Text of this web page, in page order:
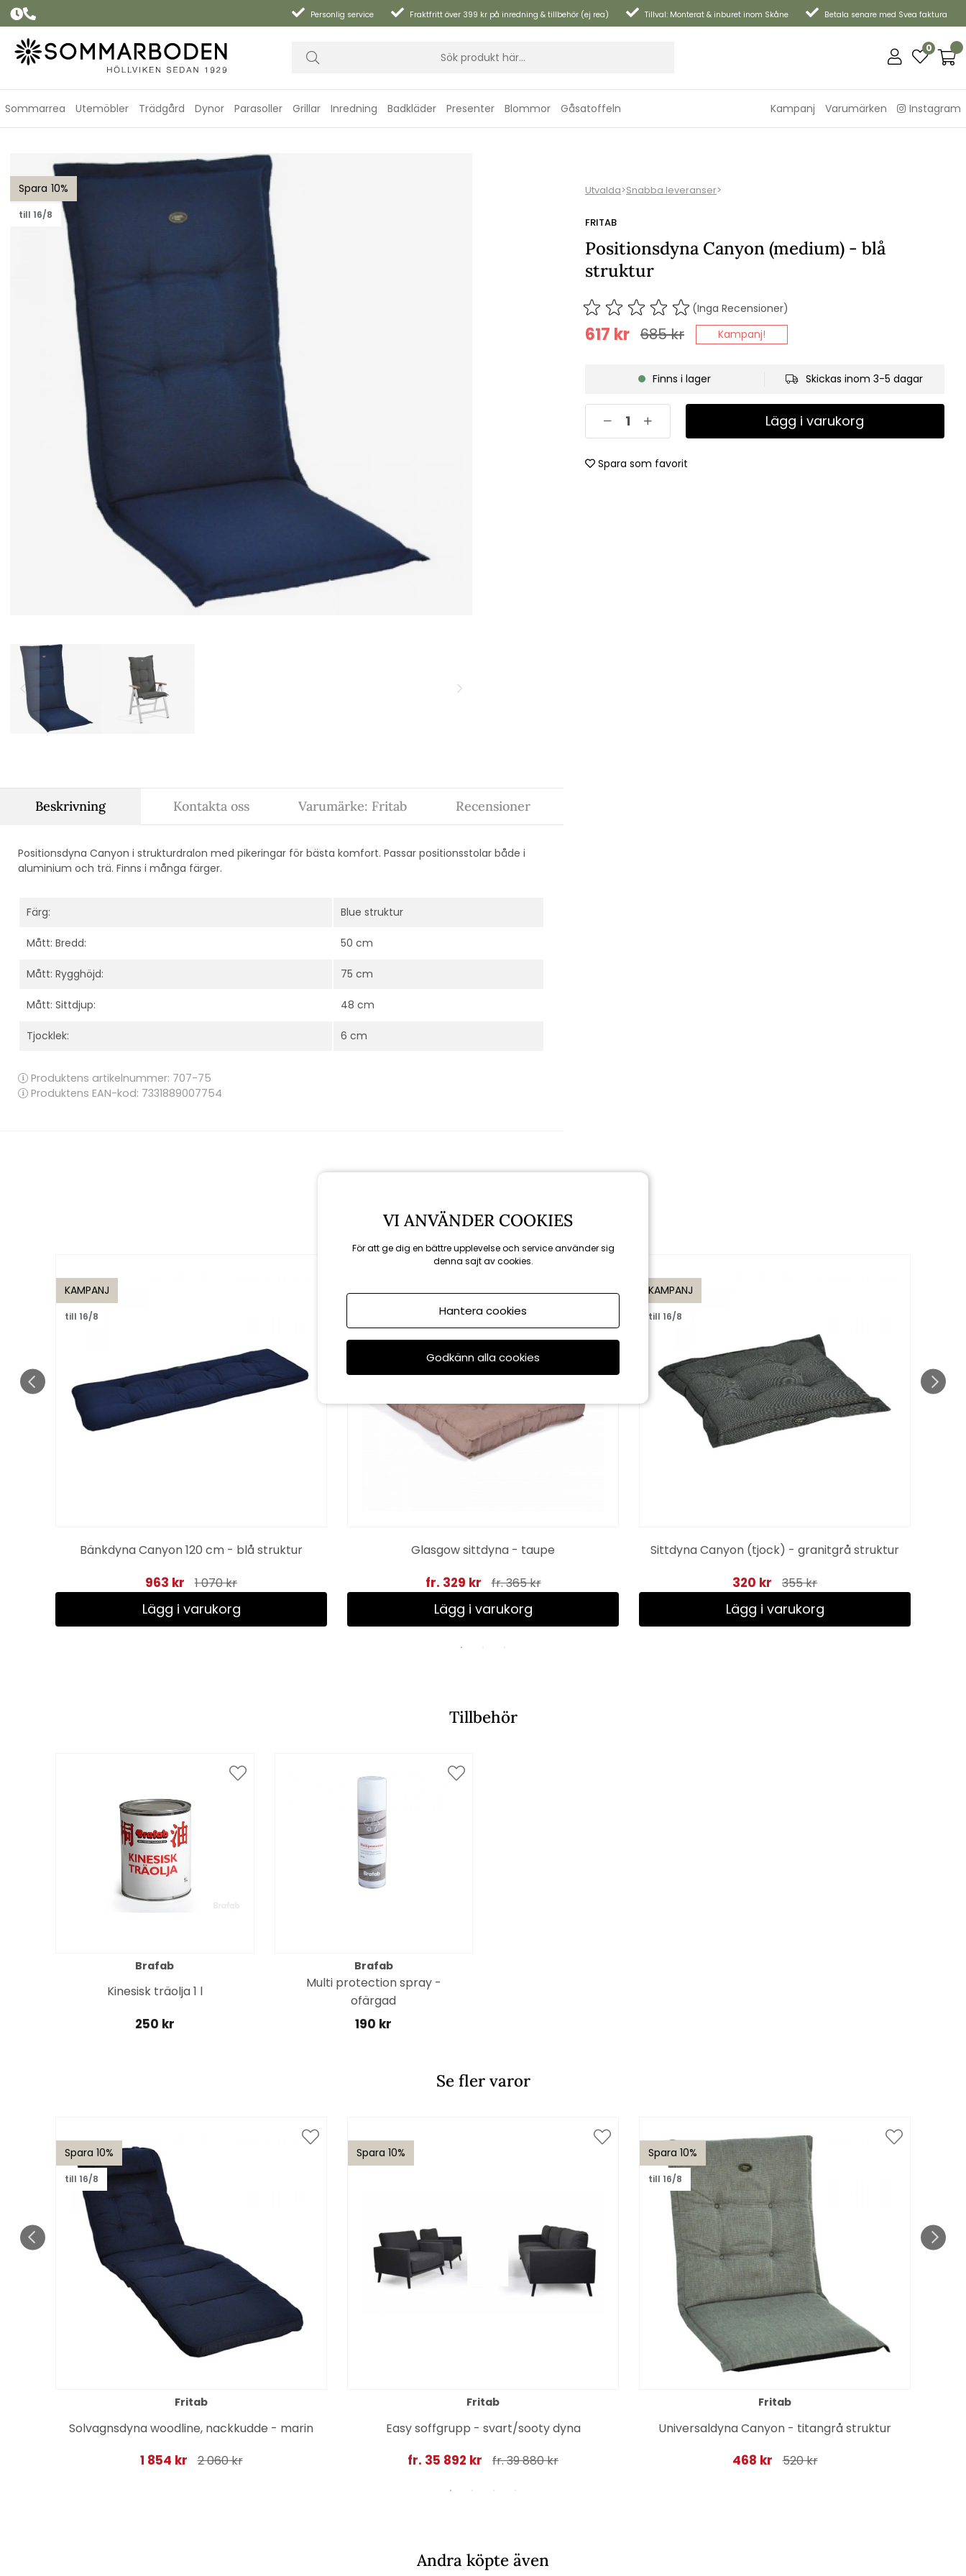
Personlig service Fraktfritt över 399 kr på inredning & tillbehör (ej rea) Tillval: Monterat & inburet inom Skåne Betala senare med Svea faktura
0
Sommarrea Utemöbler Trädgård Dynor Parasoller Grillar Inredning Badkläder Presenter Blommor Gåsatoffeln Kampanj Varumärken Instagram
10
till 16/8
Positionsdyna Canyon (medium) - blå struktur
Utvalda>Snabba leveranser>
FRITAB
Positionsdyna Canyon (medium) - blå
struktur
(Inga Recensioner)
685kr
617 kr Kampanj!
Finns i lager Skickas inom 3-5 dagar
Lägg i varukorg
Spara som favorit
Beskrivning
Positionsdyna Canyon i strukturdralon med pikeringar för bästa komfort. Passar positionsstolar både i
aluminium och trä. Finns i många färger.
Färg: Blue struktur
Mått: Bredd: 50 cm
Mått: Rygghöjd: 75 cm
Mått: Sittdjup: 48 cm
Tjocklek: 6 cm
Produktens artikelnummer: 707-75
Produktens EAN-kod: 7331889007754
Kontakta oss Varumärke: Fritab Recensioner
Rekommenderade tillbehör
KAMPANJ
till 16/8
Bänkdyna Canyon 120 cm - blå struktur
963 kr 1 070 kr
Lägg i varukorg
KAMPANJ
Glasgow sittdyna - taupe
fr. 329 kr fr. 365 kr
Lägg i varukorg
KAMPANJ
till 16/8
Sittdyna Canyon (tjock) - granitgrå struktur
320 kr 355 kr
Lägg i varukorg
Tillbehör
Brafab
Kinesisk träolja 1 l
250 kr
Brafab
Multi protection spray -
ofärgad
190 kr
Se fler varor
Spara 10%
till 16/8
Fritab
Solvagnsdyna woodline, nackkudde - marin
1 854 kr 2 060 kr
Spara 10%
Fritab
Easy soffgrupp - svart/sooty dyna
fr. 35 892 kr fr. 39 880 kr
Spara 10%
till 16/8
Fritab
Universaldyna Canyon - titangrå struktur
468 kr 520 kr
Andra köpte även
VI ANVÄNDER COOKIES
För att ge dig en bättre upplevelse och service använder sig
denna sajt av cookies.
Hantera cookies
Godkänn alla cookies